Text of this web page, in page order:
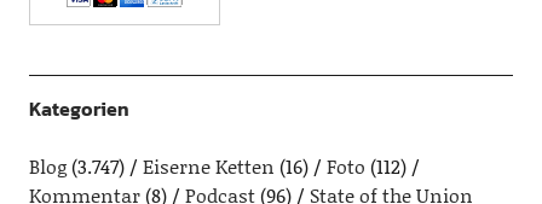
Kategorien
Blog(3.747) Eiserne Ketten (16) Foto (112)
Kommentar(8) Podcast(96) State of the Union